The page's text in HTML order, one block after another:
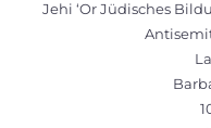
Jehi ‘Or Jüdisches